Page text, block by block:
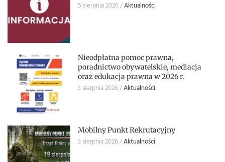
5 sierpnia 2026 Aktualności
Nieodpłatna pomoc prawna,
poradnictwo obywatelskie, mediacja
oraz edukacja prawna w 2026 r.
3 sierpnia 2026 Aktualności
Mobilny Punkt Rekrutacyjny
3 sierpnia 2026 Aktualności